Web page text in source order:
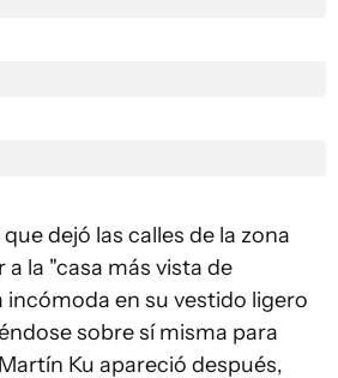
dejó las calles de la zona
la "casa más vista de
incómoda en su vestido ligero
sobre sí misma para
Ku apareció después,